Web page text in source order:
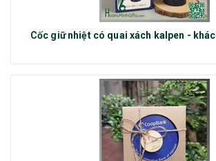
Cốc giữ nhiệt có quai xách kalpen -